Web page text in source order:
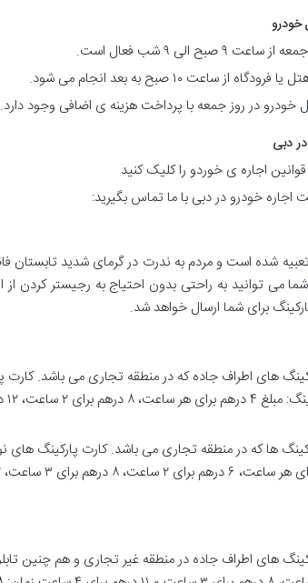
الی ۹ شب فعال است.
ساعت ۱۰ صبح به بعد انجام می شود.
در روز جمعه با پرداخت هزینه ی اضافی وجود دارد.
دبی
اجاره ی خوردو را کلیک کنید
خودرو در دبی با ما تماس بگیرید:
برای شما ارسال خواهد شد.